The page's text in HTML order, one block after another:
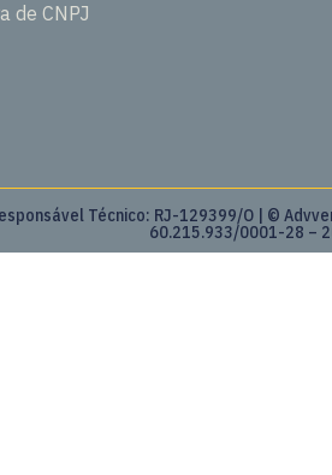
de CNPJ
Técnico: RJ-129399/O | ©
60.215.933/0001-28 –